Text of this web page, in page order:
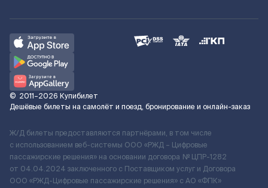
© 2011–2026 Купибилет
Дешёвые билеты на самолёт и поезд, бронирование и онлайн-заказ
Ж/Д билеты предоставляются партнёрами, в том числе
с использованием веб-системы ООО «РЖД – Цифровые
пассажирские решения» на основании договора № ЦПР-1282
от 04.04.2024 заключенного с Поставщиком услуг и Договора
ООО «РЖД-Цифровые пассажирские решения» c АО «ФПК»